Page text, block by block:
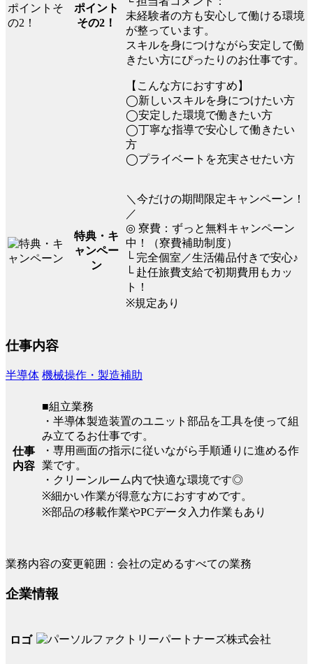
ポイント
その2！
未経験者の方も安心して働ける環境
が整っています。
スキルを身につけながら安定して働
きたい方にぴったりのお仕事です。
【こんな方におすすめ】
◯新しいスキルを身につけたい方
◯安定した環境で働きたい方
◯丁寧な指導で安心して働きたい
方
◯プライベートを充実させたい方
特典・キ
ャンペー
ン
＼今だけの期間限定キャンペーン！
／
◎ 寮費：ずっと無料キャンペーン
中！（寮費補助制度）
└ 完全個室／生活備品付きで安心♪
└ 赴任旅費支給で初期費用もカッ
ト！
※規定あり
仕事内容
半導体 機械操作・製造補助
仕事
内容
■組立業務
・半導体製造装置のユニット部品を工具を使って組
み立てるお仕事です。
・専用画面の指示に従いながら手順通りに進める作
業です。
・クリーンルーム内で快適な環境です◎
※細かい作業が得意な方におすすめです。
※部品の移載作業やPCデータ入力作業もあり
業務内容の変更範囲：会社の定めるすべての業務
企業情報
ロゴ